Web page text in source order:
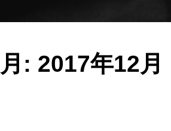
月: 2017年12月